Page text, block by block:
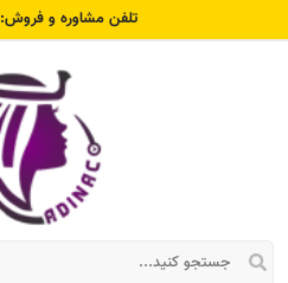
تلفن مشاوره و فروش: 09309129713